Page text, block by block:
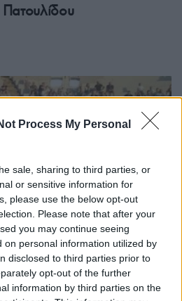
Process My Personal
sale, sharing to third parties, or
or sensitive information for
please use the below opt-out
Please note that after your
you may continue seeing
on personal information utilized by
disclosed to third parties prior to
opt-out of the further
information by third parties on the
στον Πολιτιστικό
Μενεμένης «Το